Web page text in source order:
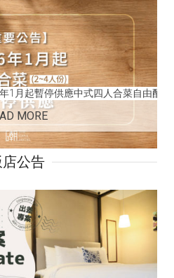
餐飲衛生管理分級評核優等
MORE
公告